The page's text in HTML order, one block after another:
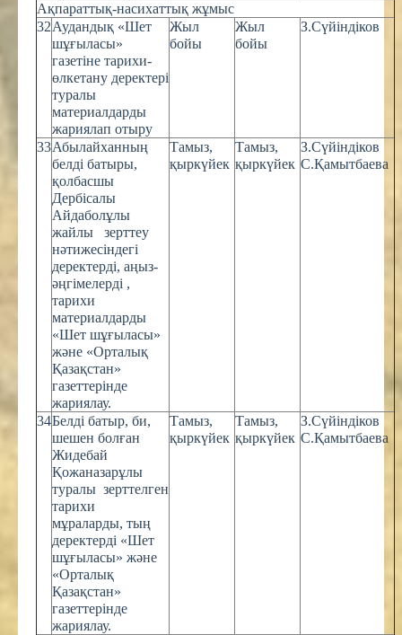
Ақпараттық-насихаттық жұмыс
32Аудандық «Шет
шұғыласы»
газетіне тарихи-
өлкетану деректері
туралы
материалдарды
жариялап отыру
Жыл
бойы
Жыл
бойы
З.Сүйіндіков
33Абылайханның
белді батыры,
қолбасшы
Дербісалы
Айдаболұлы
жайлы зерттеу
нәтижесіндегі
деректерді, аңыз-
әңгімелерді ,
тарихи
материалдарды
«Шет шұғыласы»
және «Орталық
Қазақстан»
газеттерінде
жариялау.
Тамыз,
қыркүйек
Тамыз,
қыркүйек
З.Сүйіндіков
С.Қамытбаева
34Белді батыр, би,
шешен болған
Жидебай
Қожаназарұлы
туралы зерттелген
тарихи
мұраларды, тың
деректерді «Шет
шұғыласы» және
«Орталық
Қазақстан»
газеттерінде
жариялау.
Тамыз,
қыркүйек
Тамыз,
қыркүйек
З.Сүйіндіков
С.Қамытбаева